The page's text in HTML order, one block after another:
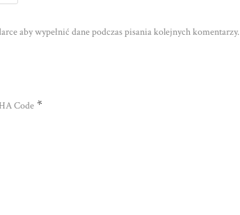
aby wypełnić dane podczas pisania kolejnych komentarzy.
Code *